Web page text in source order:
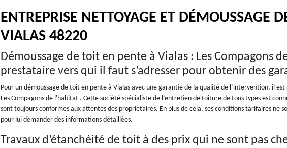
ENTREPRISE NETTOYAGE ET DÉMOUSSAGE
VIALAS 48220
Démoussage de toit en pente à Vialas : Les Compagons
prestataire vers qui il faut s’adresser pour obtenir des
Pour un démoussage de toit en pente à Vialas avec une garantie de la qualité de l’intervention, il
Les Compagons de l'habitat . Cette société spécialiste de l’entretien de toiture de tous types est
sont toujours conformes aux attentes des propriétaires. En plus de cela, ses conditions tarifaires ne
pour lui demander des informations détaillées.
Travaux d’étanchéité de toit à des prix qui ne sont pas